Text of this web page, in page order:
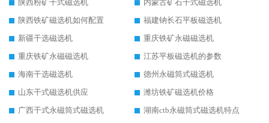
陕西粉矿干式磁选机
内蒙古矿石干式磁选机
陕西铁矿磁选机如何配置
福建钠长石平板磁选机
新疆干选磁选机
重庆铁矿永磁磁选机
重庆铁矿永磁磁选机
江苏平板磁选机的参数
海南干选磁选机
德州永磁筒式磁选机
山东干式磁选机供应
潍坊铁矿磁选机价格
广西干式永磁筒式磁选机
湖南ctb永磁筒式磁选机特点